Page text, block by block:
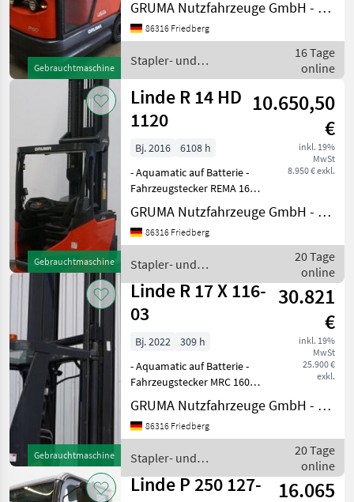
Gebrauchtmaschine
- Spannungswandler -
Vollkabine - ohne Heizung -
Beleuchtungsanlage mit
Stand- und
GRUMA Nutzfahrzeuge GmbH - Staplertechnik
86316 Friedberg
Stapler- und
Lagertechnik / Linde
16 Tage
online
Gebrauchtmaschine
Linde R 14 HD
1120
10.650,50
€
inkl. 19%
MwSt
8.950 € exkl.
Bj. 2016
6108 h
- Aquamatic auf Batterie -
Fahrzeugstecker REMA 160A
- seitlicher Batteriewechsel
mit Rollen -
Spannungswandler -
Einfachzusatzhydraulik -
Mast: Einfachzus
GRUMA Nutzfahrzeuge GmbH - Staplertechnik
86316 Friedberg
Stapler- und
Lagertechnik / Linde
20 Tage
online
Gebrauchtmaschine
Linde R 17 X 116-
03
30.821
€
inkl. 19%
MwSt
25.900 €
exkl.
Bj. 2022
309 h
- Aquamatic auf Batterie -
Fahrzeugstecker MRC 160A -
frontaler Batteriewechsel -
Spannungswandler -
Fahrzeug:
Mast:
Einfachzusatzhydraulik
GRUMA Nutzfahrzeuge GmbH - Staplertechnik
86316 Friedberg
Stapler- und
Lagertechnik / Linde
20 Tage
online
Linde P 250 127-
16.065